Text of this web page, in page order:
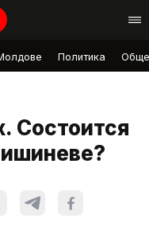
Политика
Состоится